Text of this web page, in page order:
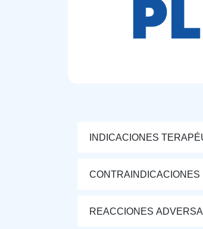
INDICACIONES
CONTRAINDICACIONES
REACCIONES